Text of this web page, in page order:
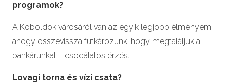
programok?
A Koboldok városáról van az egyik legjobb élményem,
ahogy összevissza futkározunk, hogy megtaláljuk a
bankárunkat – csodálatos érzés.
Lovagi torna és vízi csata?